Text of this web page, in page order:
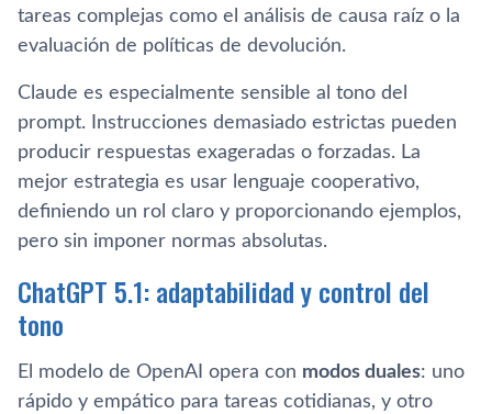
tareas complejas como el análisis de causa raíz o la
evaluación de políticas de devolución.
Claude es especialmente sensible al tono del
prompt. Instrucciones demasiado estrictas pueden
producir respuestas exageradas o forzadas. La
mejor estrategia es usar lenguaje cooperativo,
definiendo un rol claro y proporcionando ejemplos,
pero sin imponer normas absolutas.
ChatGPT 5.1: adaptabilidad y control del
tono
El modelo de OpenAI opera con modos duales: uno
rápido y empático para tareas cotidianas, y otro